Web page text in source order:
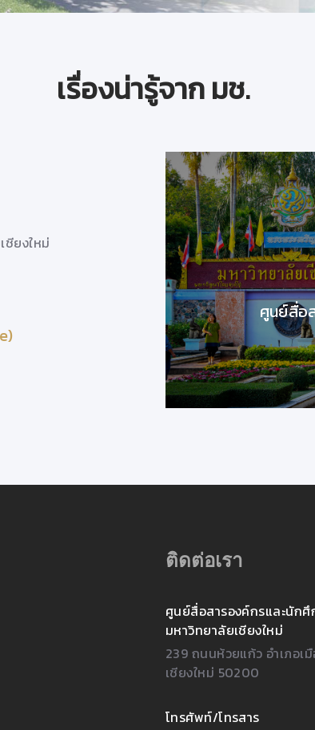
เรื่องน่ารู้จาก มช.
ยงใหม่
วันที่ 26 สิงหาคม 63
ผู้ช่วยศาสตราจารย์ ดร.สุภัทรชูประ
อาจารย์ประจำฝ่ายสุขภาพจิตและจิตเวช
ภาควิชากิจกรรมบำบัด คณะเทคนิคการแ
ความสุขในการทำงาน
21/9/2563 14:03:23 เรื่อง
ศูนย์สื่อ
ติดต่อเรา
ศูนย์สื่อสารองค์กรและนัก
มหาวิทยาลัยเชียงใหม่
239 ถนนห้วยแก้ว อำเภอเ
เชียงใหม่ 50200
โทรศัพท์/โทรสาร